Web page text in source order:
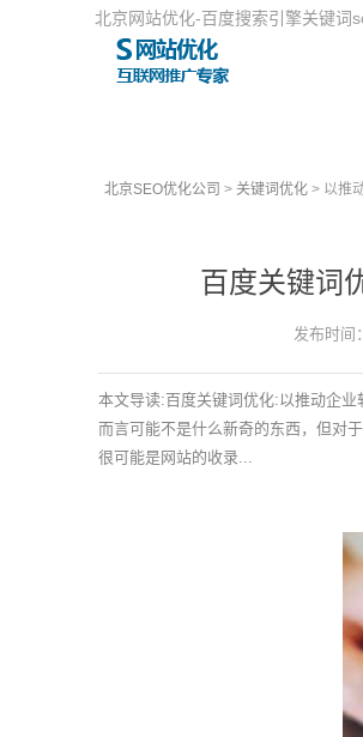
北京网站优化-百度搜索引擎关键词
北京SEO优化公司 > 关键词优化 > 以推
百度关键词
发布时间
本文导读:百度关键词优化:以推动企
而言可能不是什么新奇的东西，但对
很可能是网站的收录...